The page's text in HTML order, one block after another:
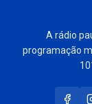
A rádio
programação